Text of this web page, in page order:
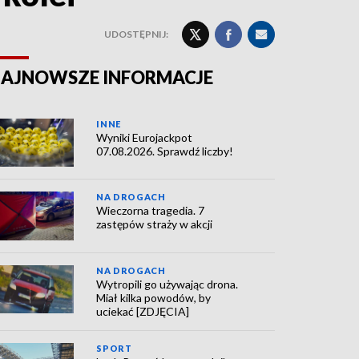
UDOSTĘPNIJ:
INFORMACJE
INNE
Wyniki Eurojackpot
07.08.2026. Sprawdź liczby!
NA DROGACH
Wieczorna tragedia. 7
zastępów straży w akcji
NA DROGACH
Wytropili go używając drona.
Miał kilka powodów, by
uciekać [ZDJĘCIA]
SPORT